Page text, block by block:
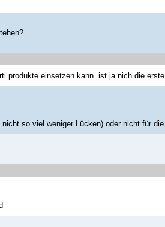
produkte einsetzen kann. ist ja nich die
so viel weniger Lücken) oder nicht für